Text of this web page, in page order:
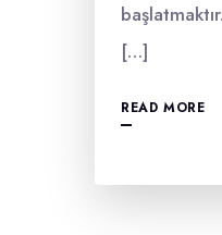
[…]
READ MORE